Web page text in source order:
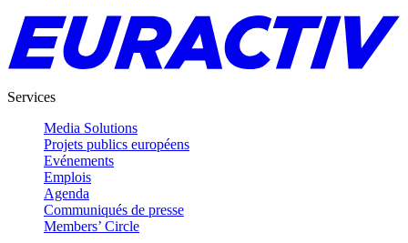
Services
Media Solutions
Projets publics européens
Evénements
Emplois
Agenda
Communiqués de presse
Members’ Circle